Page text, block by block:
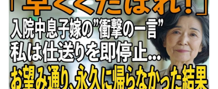
久に帰らなかった結果